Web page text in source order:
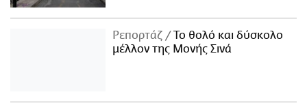
Ρεπορτάζ
Το θολό και δύσκολο
μέλλον της Μονής Σινά